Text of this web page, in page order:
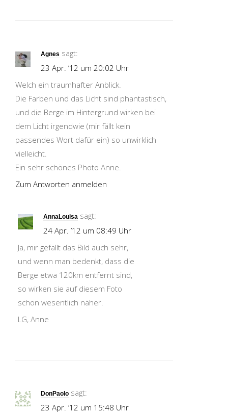
Agnes sagt:
23 Apr. ’12 um 20:02 Uhr
Welch ein traumhafter Anblick.
Die Farben und das Licht sind phantastisch,
und die Berge im Hintergrund wirken bei
dem Licht irgendwie (mir fällt kein
passendes Wort dafür ein) so unwirklich
vielleicht.
Ein sehr schönes Photo Anne.
Zum Antworten anmelden
AnnaLouisa sagt:
24 Apr. ’12 um 08:49 Uhr
Ja, mir gefällt das Bild auch sehr,
und wenn man bedenkt, dass die
Berge etwa 120km entfernt sind,
so wirken sie auf diesem Foto
schon wesentlich näher.
LG, Anne
DonPaolo sagt:
23 Apr. ’12 um 15:48 Uhr